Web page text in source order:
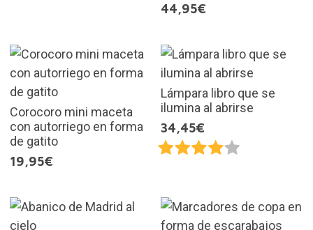
44,95€
Corocoro mini maceta
con autorriego en forma
de gatito
19,95€
Lámpara libro que se
ilumina al abrirse
34,45€